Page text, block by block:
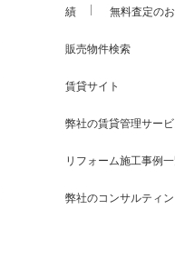
績
無料査定の
販売物件検索
賃貸サイト
弊社の賃貸管理サー
リフォーム施工事例
弊社のコンサルティ